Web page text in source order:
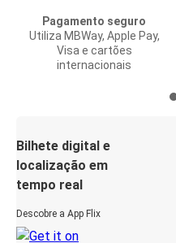
Pagamento seguro
Utiliza MBWay, Apple Pay,
Visa e cartões
internacionais
Bilhete digital e
localização em
tempo real
Descobre a App Flix